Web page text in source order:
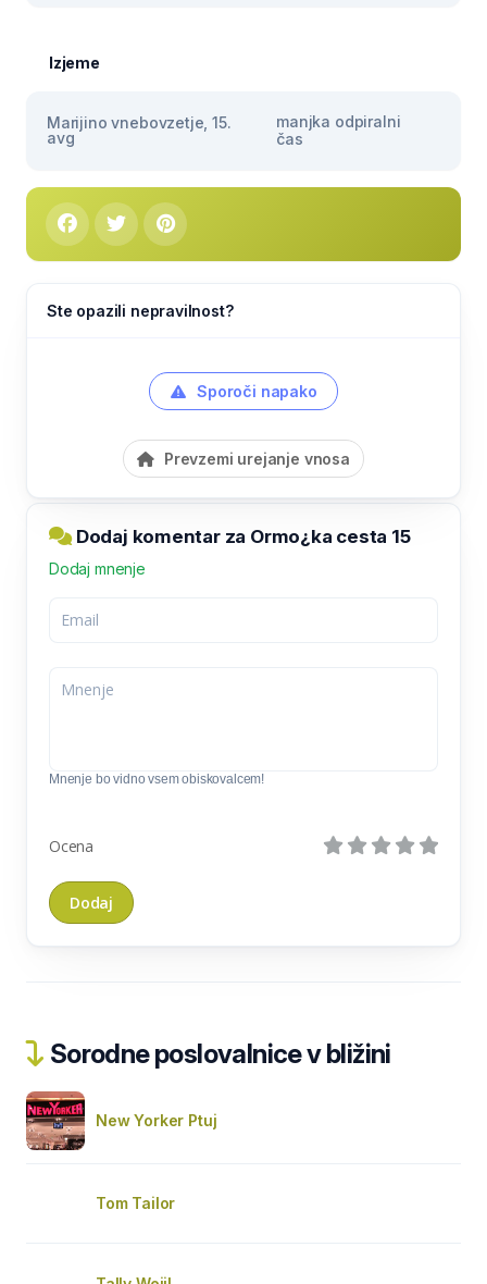
Izjeme
Marijino vnebovzetje, 15.
avg
manjka odpiralni
čas
Ste opazili nepravilnost?
Sporoči napako
Prevzemi urejanje vnosa
Dodaj komentar za Ormo¿ka cesta 15
Dodaj mnenje
Mnenje bo vidno vsem obiskovalcem!
Ocena
Sorodne poslovalnice v bližini
New Yorker Ptuj
Tom Tailor